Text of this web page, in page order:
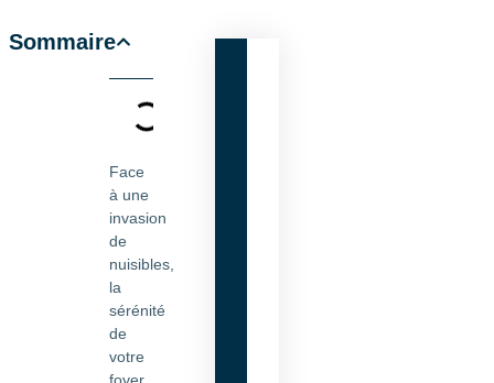
Sommaire
Face
à une
invasion
de
nuisibles,
la
sérénité
de
votre